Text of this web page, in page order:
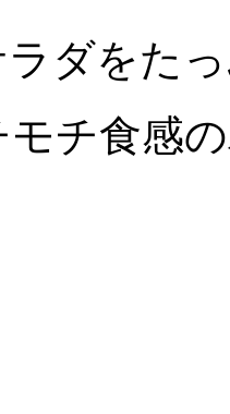
ダをた
チ食感